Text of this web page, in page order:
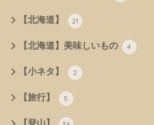
【北海道】 21
【北海道】美味しいもの 4
【小ネタ】 2
【旅行】 5